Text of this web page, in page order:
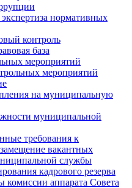
нормативных
контроль
база
мероприятий
мероприятий
на муниципальную
муниципальной
требования к
вакантных
службы
кадрового резерва
комиссии аппарата Совета